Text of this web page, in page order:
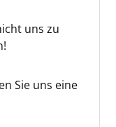
uns zu
Sie uns eine